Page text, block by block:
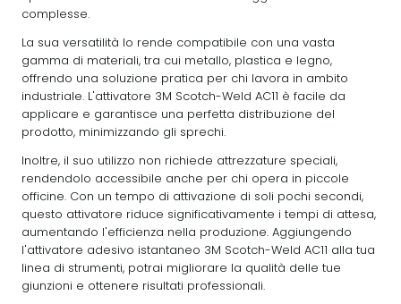
complesse.
La sua versatilità lo rende compatibile con una vasta
gamma di materiali, tra cui metallo, plastica e legno,
offrendo una soluzione pratica per chi lavora in ambito
industriale. L'attivatore 3M Scotch-Weld AC11 è facile da
applicare e garantisce una perfetta distribuzione del
prodotto, minimizzando gli sprechi.
Inoltre, il suo utilizzo non richiede attrezzature speciali,
rendendolo accessibile anche per chi opera in piccole
officine. Con un tempo di attivazione di soli pochi secondi,
questo attivatore riduce significativamente i tempi di attesa,
aumentando l'efficienza nella produzione. Aggiungendo
l'attivatore adesivo istantaneo 3M Scotch-Weld AC11 alla tua
linea di strumenti, potrai migliorare la qualità delle tue
giunzioni e ottenere risultati professionali.